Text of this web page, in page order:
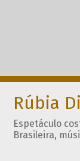
Rúbia
Espetáculo
Brasileira,